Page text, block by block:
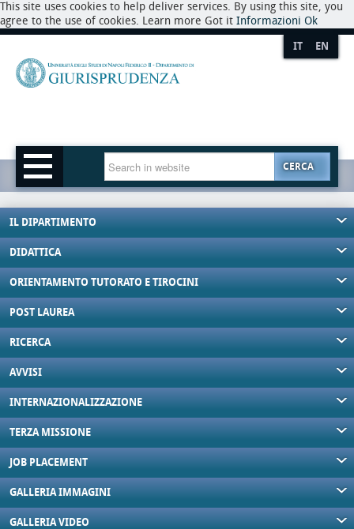
This site uses cookies to help deliver services. By using this site, you
agree to the use of cookies. Learn more Got it Informazioni Ok
IT EN
CERCA
IL DIPARTIMENTO
DIDATTICA
ORIENTAMENTO TUTORATO E TIROCINI
POST LAUREA
RICERCA
AVVISI
INTERNAZIONALIZZAZIONE
TERZA MISSIONE
JOB PLACEMENT
GALLERIA IMMAGINI
GALLERIA VIDEO